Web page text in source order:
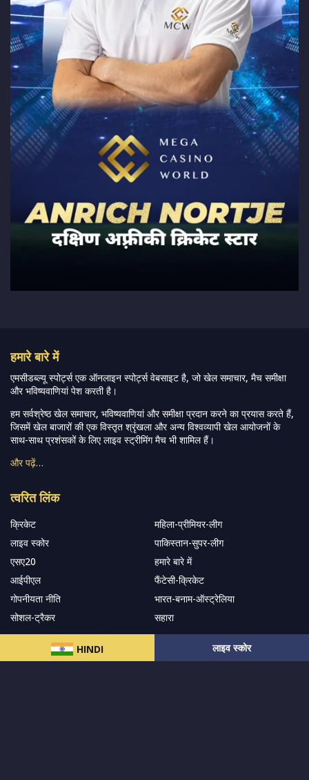
HINDI लाइव स्कोर
हमारे बारे में
एमसीडब्ल्यू स्पोर्ट्स एक ऑनलाइन स्पोर्ट्स वेबसाइट है, जो खेल समाचार, मैच समीक्षा
और भविष्यवाणियां पेश करती है।
हम सर्वश्रेष्ठ खेल समाचार, भविष्यवाणियां और समीक्षा प्रदान करने का प्रयास करते हैं,
जिसमें खेल बाजारों की एक विस्तृत श्रृंखला और अन्य विश्वव्यापी खेल आयोजनों के
साथ-साथ प्रशंसकों के लिए लाइव स्ट्रीमिंग मैच भी शामिल हैं।
और पढ़ें…
त्वरित लिंक
क्रिकेट
महिला-प्रीमियर-लीग
लाइव स्कोर
पाकिस्तान-सुपर-लीग
एसए20
हमारे बारे में
आईपीएल
फैंटेसी-क्रिकेट
गोपनीयता नीति
भारत-बनाम-ऑस्ट्रेलिया
सोशल-ट्रैकर
सहारा
हमारे समाचार पत्र के सदस्य बनें